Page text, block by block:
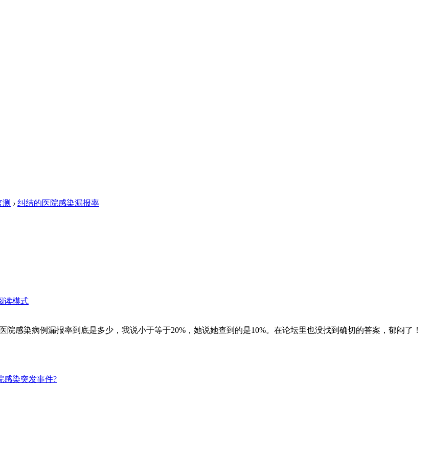
› 纠结的医院感染漏报率
读模式
感染病例漏报率到底是多少，我说小于等于20%，她说她查到的是10%。在论坛里也没找到确切的答案，郁闷了！
感染突发事件?